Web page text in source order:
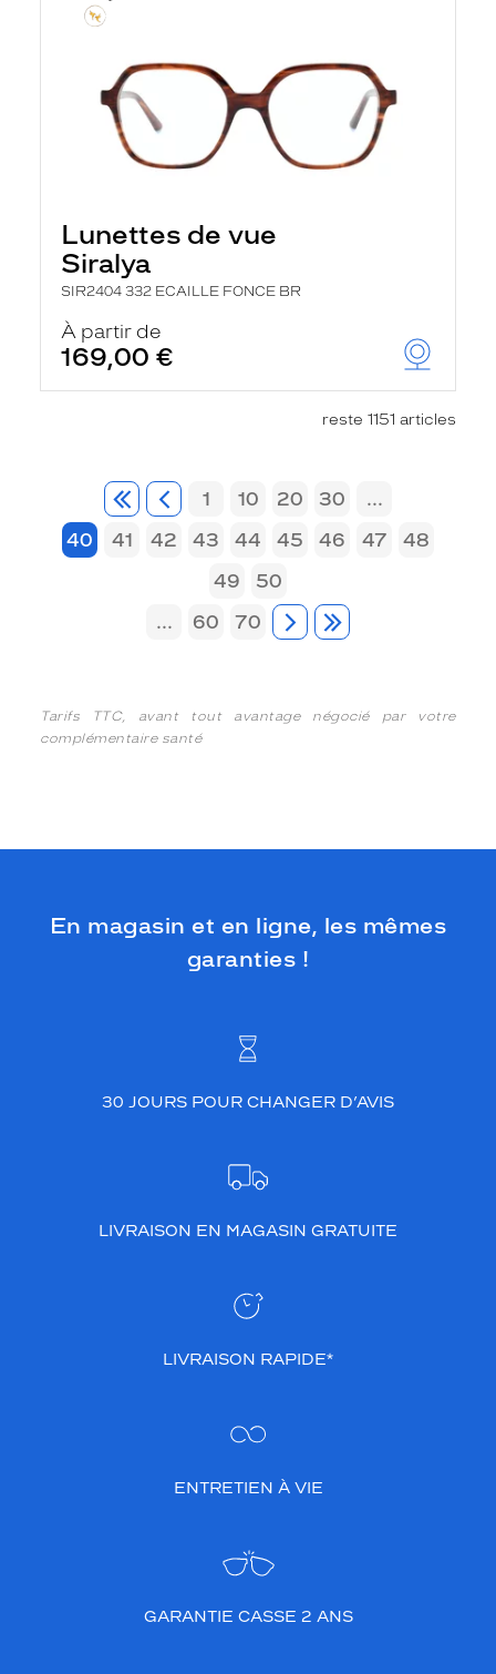
Lunettes de vue
Siralya
SIR2404 332 ECAILLE FONCE BR
À partir de
169,00 €
reste 1151 articles
1 10 20 30
...
40
41 42 43 44 45 46 47
48
49
50
...
60 70
Tarifs TTC, avant tout avantage négocié par votre
complémentaire santé
En magasin et en ligne, les mêmes
garanties !
30 JOURS POUR CHANGER D’AVIS
LIVRAISON EN MAGASIN GRATUITE
LIVRAISON RAPIDE*
ENTRETIEN À VIE
GARANTIE CASSE 2 ANS